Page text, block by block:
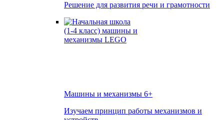
Решение для развития речи и грамотности
Машины и механизмы 6+
Изучаем принцип работы механизмов и